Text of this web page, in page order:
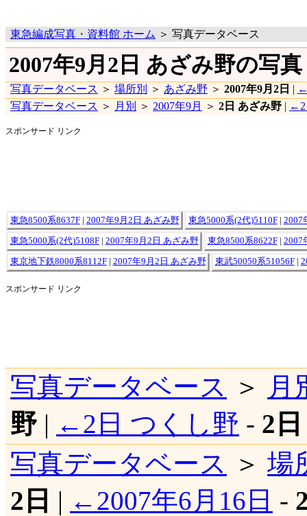
東急編成写真・資料館 ホーム ＞ 写真データベース
2007年9月2日 あざみ野の写真
写真データベース ＞ 場所別 ＞ あざみ野 ＞ 2007年9月2日 |
写真データベース ＞ 月別 ＞ 2007年9月 ＞ 2日 あざみ野 | ←2
スポンサード リンク
東急8500系8637F| 2007年9月2日 あざみ野 東急5000系(2代)5110F| 2007
東急5000系(2代)5108F| 2007年9月2日 あざみ野 東急8500系8622F| 2007
東京地下鉄8000系8112F| 2007年9月2日 あざみ野 東武50050系51056F|
スポンサード リンク
写真データベース ＞
月
野 | ←2日 つくし野 - 2
写真データベース
＞ 場
2日 | ←2007年6月16日 -